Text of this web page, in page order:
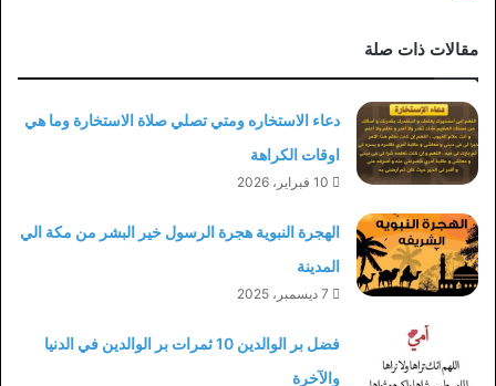
مقالات ذات صلة
دعاء الاستخاره ومتي تصلي صلاة الاستخارة وما هي
اوقات الكراهة
10 فبراير، 2026
الهجرة النبوية هجرة الرسول خير البشر من مكة الي
المدينة
7 ديسمبر، 2025
فضل بر الوالدين 10 ثمرات بر الوالدين في الدنيا
والآخرة